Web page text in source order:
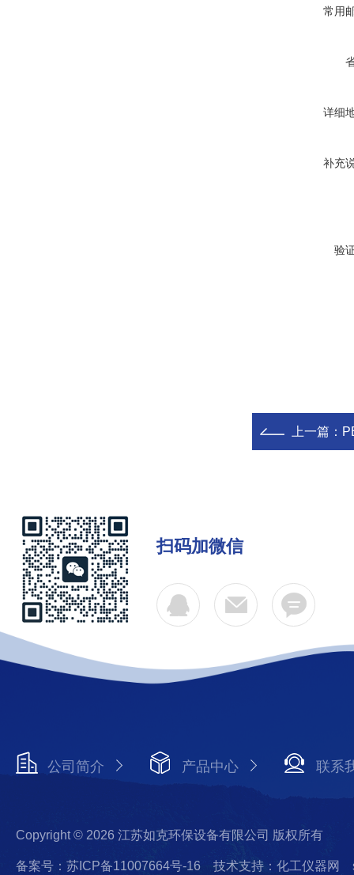
常用
详细
补充
验
上一篇：
扫码加微信
公司简介 产品中心 联系
Copyright © 2026 江苏如克环保设备有限公司 版权所有
备案号：苏ICP备11007664号-16 技术支持：化工仪器网